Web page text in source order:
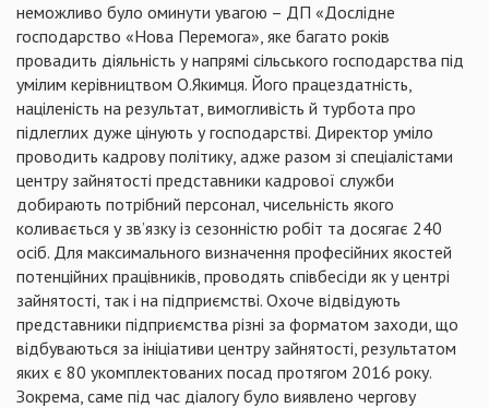
неможливо було оминути увагою – ДП «Дослідне
господарство «Нова Перемога», яке багато років
провадить діяльність у напрямі сільського господарства під
умілим керівництвом О.Якимця. Його працездатність,
націленість на результат, вимогливість й турбота про
підлеглих дуже цінують у господарстві. Директор уміло
проводить кадрову політику, адже разом зі спеціалістами
центру зайнятості представники кадрової служби
добирають потрібний персонал, чисельність якого
коливається у зв’язку із сезонністю робіт та досягає 240
осіб. Для максимального визначення професійних якостей
потенційних працівників, проводять співбесіди як у центрі
зайнятості, так і на підприємстві. Охоче відвідують
представники підприємства різні за форматом заходи, що
відбуваються за ініціативи центру зайнятості, результатом
яких є 80 укомплектованих посад протягом 2016 року.
Зокрема, саме під час діалогу було виявлено чергову